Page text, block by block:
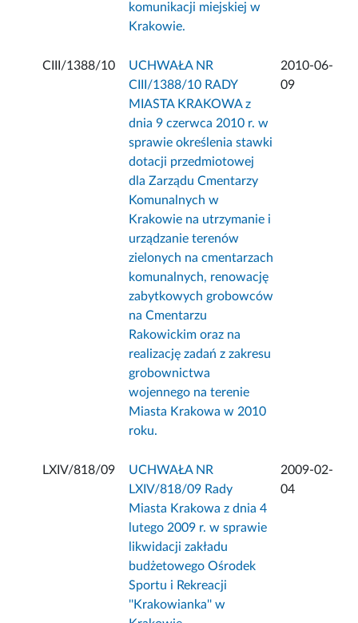
komunikacji miejskiej w
Krakowie.
CIII/1388/10
UCHWAŁA NR
CIII/1388/10 RADY
MIASTA KRAKOWA z
dnia 9 czerwca 2010 r. w
sprawie określenia stawki
dotacji przedmiotowej
dla Zarządu Cmentarzy
Komunalnych w
Krakowie na utrzymanie i
urządzanie terenów
zielonych na cmentarzach
komunalnych, renowację
zabytkowych grobowców
na Cmentarzu
Rakowickim oraz na
realizację zadań z zakresu
grobownictwa
wojennego na terenie
Miasta Krakowa w 2010
roku.
2010-06-
09
LXIV/818/09
UCHWAŁA NR
LXIV/818/09 Rady
Miasta Krakowa z dnia 4
lutego 2009 r. w sprawie
likwidacji zakładu
budżetowego Ośrodek
Sportu i Rekreacji
''Krakowianka'' w
2009-02-
04